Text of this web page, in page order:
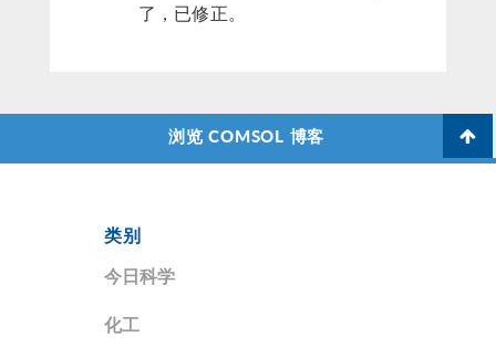
了，已修正。
浏览 COMSOL 博客
类别
今日科学
化工